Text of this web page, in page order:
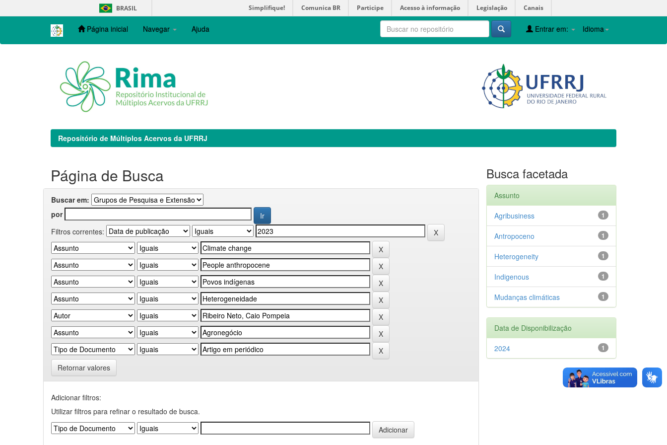
navigation
BRASIL Simplifique! Comunica BR Participe Acesso à informação Legislação Canais
Página inicial Navegar Ajuda Idioma
Entrar em:
Repositório de Múltiplos Acervos da UFRRJ
Página de Busca
Buscar em:
por
Filtros correntes:
Retornar valores
Adicionar filtros:
Utilizar filtros para refinar o resultado de busca.
Busca facetada
Assunto
1
Agribusiness
1
Antropoceno
1
Heterogeneity
1
Indigenous
1
Mudanças climáticas
Data de Disponibilização
1
2024